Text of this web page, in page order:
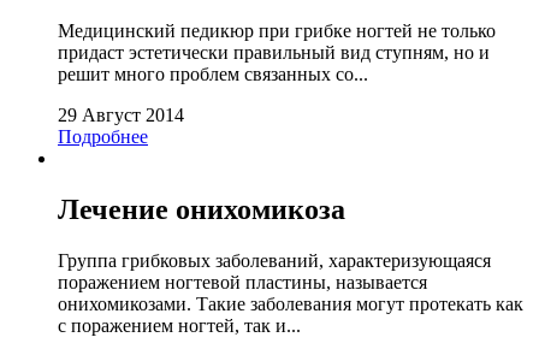
Медицинский педикюр при грибке ногтей не только
придаст эстетически правильный вид ступням, но и
решит много проблем связанных со...
29 Август 2014
Подробнее
Лечение онихомикоза
Группа грибковых заболеваний, характеризующаяся
поражением ногтевой пластины, называется
онихомикозами. Такие заболевания могут протекать как
с поражением ногтей, так и...